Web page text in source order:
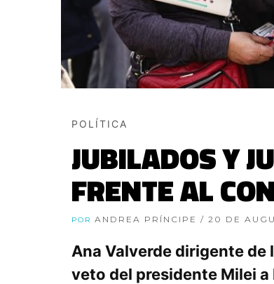
POLÍTICA
JUBILADOS Y
FRENTE AL
POR ANDREA PRÍNCIPE / 20 DE
Ana Valverde dirigente de
veto del presidente Milei